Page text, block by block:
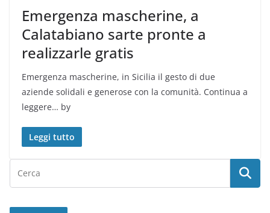
Emergenza mascherine, a
Calatabiano sarte pronte a
realizzarle gratis
Emergenza mascherine, in Sicilia il gesto di due
aziende solidali e generose con la comunità. Continua a
leggere… by
Leggi tutto